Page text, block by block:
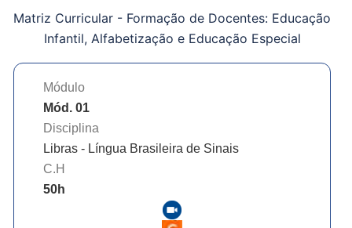
Matriz Curricular - Formação de Docentes: Educação
Infantil, Alfabetização e Educação Especial
Módulo
Mód. 01
Disciplina
Libras - Língua Brasileira de Sinais
C.H
50h